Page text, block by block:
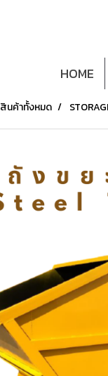
HOME
สินค้าทั้งหมด